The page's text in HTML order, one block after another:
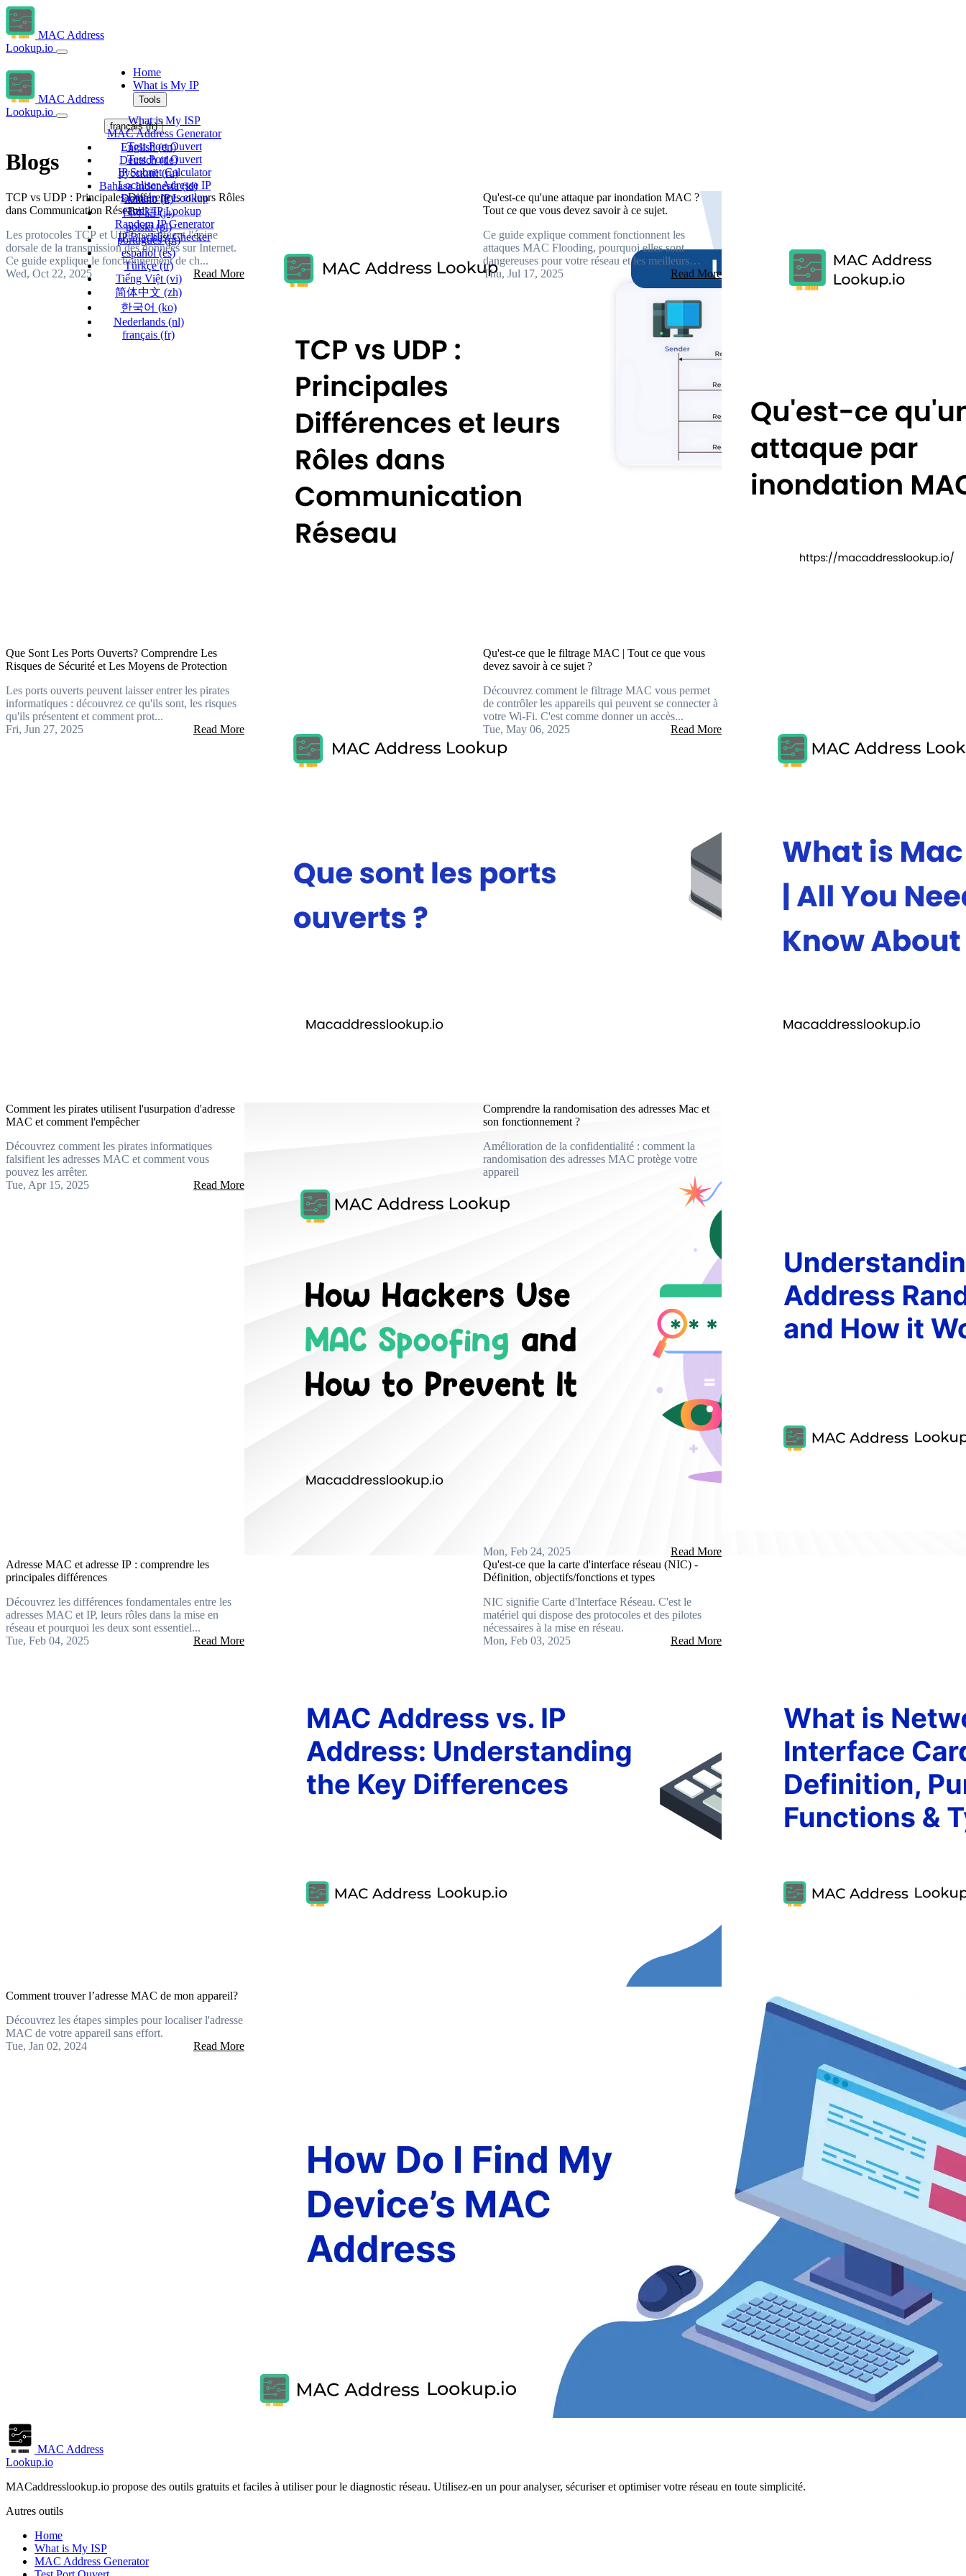
MAC Address
Lookup.io
MAC Address
Lookup.io
Home
What is My IP
Tools
What is My ISP
MAC Address Generator
Test Port Ouvert
Test Port Ouvert
IP Subnet Calculator
Localiser Adresse IP
Domain IP Lookup
Bulk IP Lookup
Random IP Generator
IP Blacklist Checker
français(fr)
English(en)
Deutsch(de)
русский(ru)
Bahasa Indonesia(id)
italiano(it)
日本語(ja)
polski(pl)
português(pt)
español(es)
Türkçe(tr)
Tiếng Việt (vi)
简体中文 (zh)
한국어 (ko)
Nederlands (nl)
français (fr)
Blogs
TCP vs UDP : Principales Différences et leurs Rôles
dans Communication Réseau
Les protocoles TCP et UDP constituent l'épine
dorsale de la transmission des données sur Internet.
Ce guide explique le fonctionnement de ch...
Wed, Oct 22, 2025
Read More
Qu'est-ce qu'une attaque par inondation MAC ?
Tout ce que vous devez savoir à ce sujet.
Ce guide explique comment fonctionnent les
attaques MAC Flooding, pourquoi elles sont
dangereuses pour votre réseau et les meilleurs
moyens...
Thu, Jul 17, 2025 Read More
Que Sont Les Ports Ouverts? Comprendre Les
Risques de Sécurité et Les Moyens de Protection
Les ports ouverts peuvent laisser entrer les pirates
informatiques : découvrez ce qu'ils sont, les risques
qu'ils présentent et comment prot...
Fri, Jun 27, 2025
Read More
Qu'est-ce que le filtrage MAC | Tout ce que vous
devez savoir à ce sujet ?
Découvrez comment le filtrage MAC vous permet
de contrôler les appareils qui peuvent se connecter à
votre Wi-Fi. C'est comme donner un accès...
Tue, May 06, 2025
Read More
Comment les pirates utilisent l'usurpation d'adresse
MAC et comment l'empêcher
Découvrez comment les pirates informatiques
falsifient les adresses MAC et comment vous
pouvez les arrêter.
Tue, Apr 15, 2025
Read More
Comprendre la randomisation des adresses Mac et
son fonctionnement ?
Amélioration de la confidentialité : comment la
randomisation des adresses MAC protège votre
appareil
Mon, Feb 24, 2025
Read More
Adresse MAC et adresse IP : comprendre les
principales différences
Découvrez les différences fondamentales entre les
adresses MAC et IP, leurs rôles dans la mise en
réseau et pourquoi les deux sont essentiel...
Tue, Feb 04, 2025
Read More
Qu'est-ce que la carte d'interface réseau (NIC) -
Définition, objectifs/fonctions et types
NIC signifie Carte d'Interface Réseau. C'est le
matériel qui dispose des protocoles et des pilotes
nécessaires à la mise en réseau.
Mon, Feb 03, 2025
Read More
Comment trouver l’adresse MAC de mon appareil?
Découvrez les étapes simples pour localiser l'adresse
MAC de votre appareil sans effort.
Tue, Jan 02, 2024
Read More
MAC Address
Lookup.io
MACaddresslookup.io propose des outils gratuits et faciles à utiliser pour le diagnostic réseau. Utilisez-en un pour analyser, sécuriser et optimiser votre réseau en toute simplicité.
Autres outils
Home
What is My ISP
MAC Address Generator